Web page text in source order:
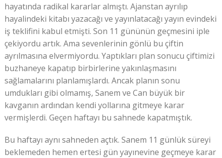
hayatında radikal kararlar almıştı. Ajanstan ayrılıp
hayalindeki kitabı yazacağı ve yayınlatacağı yayın evindeki
iş teklifini kabul etmişti. Son 11 gününün geçmesini iple
çekiyordu artık. Ama sevenlerinin gönlü bu çiftin
ayrılmasına elvermiyordu. Yaptıkları plan sonucu çiftimizi
buzhaneye kapatıp birbirlerine yakınlaşmasını
sağlamalarını planlamışlardı. Ancak planın sonu
umdukları gibi olmamış, Sanem ve Can büyük bir
kavganın ardından kendi yollarına gitmeye karar
vermişlerdi. Geçen haftayı bu sahnede kapatmıştık.
Bu haftayı aynı sahneden açtık. Sanem 11 günlük süreyi
beklemeden hemen ertesi gün yayınevine geçmeye karar